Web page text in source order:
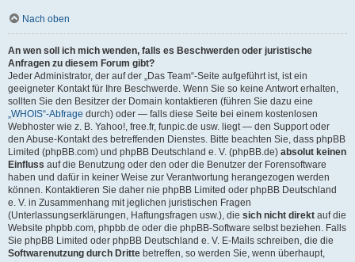
Nach oben
An wen soll ich mich wenden, falls es Beschwerden oder juristische
Anfragen zu diesem Forum gibt?
Jeder Administrator, der auf der „Das Team“-Seite aufgeführt ist, ist ein
geeigneter Kontakt für Ihre Beschwerde. Wenn Sie so keine Antwort erhalten,
sollten Sie den Besitzer der Domain kontaktieren (führen Sie dazu eine
„WHOIS“-Abfrage durch) oder — falls diese Seite bei einem kostenlosen
Webhoster wie z. B. Yahoo!, free.fr, funpic.de usw. liegt — den Support oder
den Abuse-Kontakt des betreffenden Dienstes. Bitte beachten Sie, dass phpBB
Limited (phpBB.com) und phpBB Deutschland e. V. (phpBB.de) absolut keinen
Einfluss auf die Benutzung oder den oder die Benutzer der Forensoftware
haben und dafür in keiner Weise zur Verantwortung herangezogen werden
können. Kontaktieren Sie daher nie phpBB Limited oder phpBB Deutschland
e. V. in Zusammenhang mit jeglichen juristischen Fragen
(Unterlassungserklärungen, Haftungsfragen usw.), die sich nicht direkt auf die
Website phpbb.com, phpbb.de oder die phpBB-Software selbst beziehen. Falls
Sie phpBB Limited oder phpBB Deutschland e. V. E-Mails schreiben, die die
Softwarenutzung durch Dritte betreffen, so werden Sie, wenn überhaupt,